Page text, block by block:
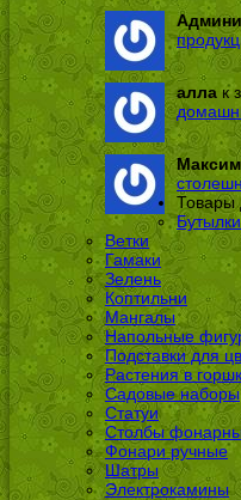
алла к
Максим
Товары
Ветки
Гамаки
Зелень
Коптильни
Мангалы
Напольные
Подставки для
Растения в
Садовые наборы
Статуи
Столбы
Фонари ручные
Шатры
Электрокамины